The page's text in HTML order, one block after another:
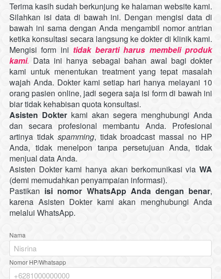
Terima kasih sudah berkunjung ke halaman website kami.
Silahkan isi data di bawah ini. Dengan mengisi data di
bawah ini sama dengan Anda mengambil nomor antrian
ketika konsultasi secara langsung ke dokter di klinik kami.
Mengisi form ini tidak berarti harus membeli produk
kami. Data ini hanya sebagai bahan awal bagi dokter
kami untuk menentukan treatment yang tepat masalah
wajah Anda. Dokter kami setiap hari hanya melayani 10
orang pasien online, jadi segera saja isi form di bawah ini
biar tidak kehabisan quota konsultasi.
Asisten Dokter kami akan segera menghubungi Anda
dan secara profesional membantu Anda. Profesional
artinya tidak spamming, tidak broadcast massal no HP
Anda, tidak menelpon tanpa persetujuan Anda, tidak
menjual data Anda.
Asisten Dokter kami hanya akan berkomunikasi via WA
(demi memudahkan penyampaian informasi).
Pastikan isi nomor WhatsApp Anda dengan benar,
karena Asisten Dokter kami akan menghubungi Anda
melalui WhatsApp.
Nama
Nomor HP/Whatsapp